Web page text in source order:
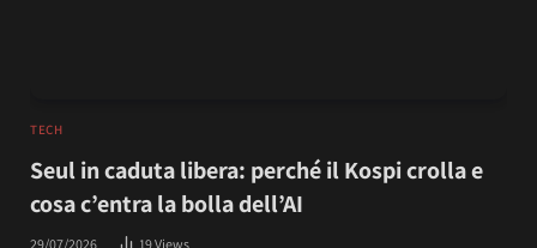
TECH
Seul in caduta libera: perché il Kospi crolla e
cosa c’entra la bolla dell’AI
29/07/2026 19Views